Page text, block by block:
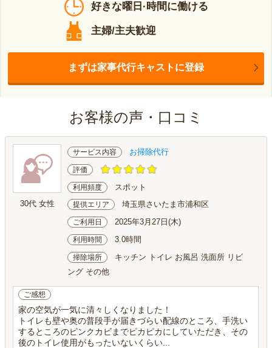
好きな曜日·時間に働ける
主婦/主夫歓迎
まずは家事代行キャストに登録
お客様の声・口コミ
30代 女性
サービス内容 お掃除代行
評価
利用頻度 スポット
提供エリア 埼玉県さいたま市浦和区
ご利用日 2025年3月27日(木)
利用時間 3.0時間
掃除場所
キッチン トイレ お風呂 洗面所 リビ
ング その他
ご感想
家の空気が一気に清々しくなりました！
トイレも壁や奥の普段手が届きづらい配線のところ、手洗い
するところのピンクカビまでピカピカにしていただき、その
後のトイレ使用がもったいないくらい...